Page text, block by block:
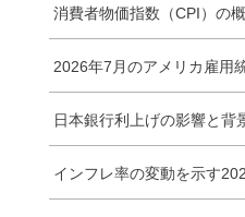
消費者物価指数（CPI）の
2026年7月のアメリカ雇用
日本銀行利上げの影響と背
インフレ率の変動を示す